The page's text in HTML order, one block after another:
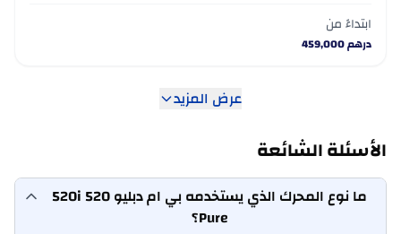
ابتداءً من
درهم459,000
عرض المزيد
الأسئلة الشائعة
ما نوع المحرك الذي يستخدمه بي ام دبليو 520 520i
Pure؟